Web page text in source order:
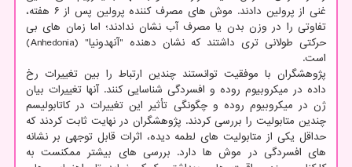
غنی از پرولین دادند. موش های مصرف کننده پرولین پس از ۶ هفته،
تفاوتی را در وزن بدن یا مصرف آب نشان ندادند؛ اما زمان های بی
حرکتی طولانی تری داشتند که نشان دهنده "آنهدونیا" (Anhedonia)
است.
پژوهشگران با موفقیت توانستند چندین ارتباط را بین تغییرات رخ
داده در میکروبیوم روده و افسردگی شناسایی کنند. آنها تغییرات بیان
ژن در میکروبیوم روده و چگونگی تأثیر این تغییرات در کاتابولیسم
چندین متابولیت را بررسی کردند. پژوهشگران در نهایت ثابت کردند که
حداقل یکی از متابولیت های لطمه دیده، اثرات قابل توجهی بر نشانه
های افسردگی در موش ها دارد. بررسی های بیشتر ممکنست به